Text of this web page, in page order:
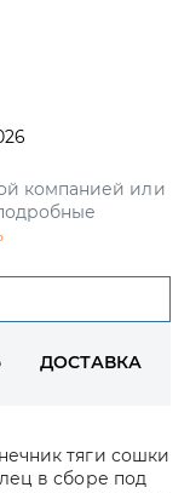
компанией или
ДОСТАВКА
тяги сошки
в сборе под